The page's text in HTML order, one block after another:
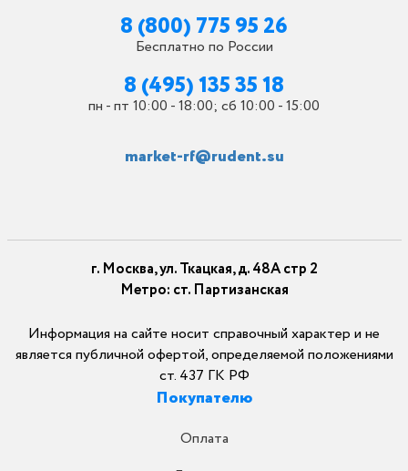
8 (800) 775 95 26
Бесплатно по России
8 (495) 135 35 18
пн - пт 10:00 - 18:00; сб 10:00 - 15:00
market-rf@rudent.su
г. Москва, ул. Ткацкая, д. 48А стр 2
Метро: ст. Партизанская
Информация на сайте носит справочный характер и не
является публичной офертой, определяемой положениями
ст. 437 ГК РФ
Покупателю
Оплата